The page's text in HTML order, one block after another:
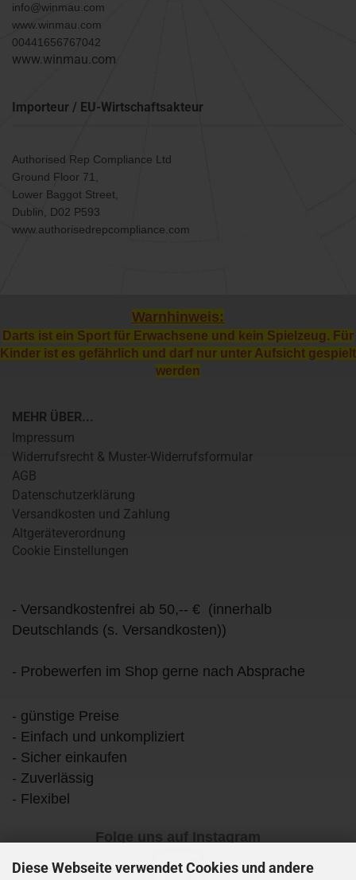
Diese Webseite verwendet Cookies und andere
info@winmau.com
www.winmau.com
00441656767042
www.winmau.com
Importeur / EU-Wirtschaftsakteur
Authorised Rep Compliance Ltd
Ground Floor 71,
Lower Baggot Street,
Dublin, D02 P593
www.authorisedrepcompliance.com
Warnhinweis:
Darts ist ein Sport für Erwachsene und kein Spielzeug. Für
Kinder ist es gefährlich und darf nur unter Aufsicht gespielt
werden
MEHR ÜBER...
Impressum
Widerrufsrecht & Muster-Widerrufsformular
AGB
Datenschutzerklärung
Versandkosten und Zahlung
Altgeräteverordnung
Cookie Einstellungen
- Versandkostenfrei ab 50,-- € (innerhalb
Deutschlands (s. Versandkosten))
- Probewerfen im Shop gerne nach Absprache
- günstige Preise
- Einfach und unkompliziert
- Sicher einkaufen
- Zuverlässig
- Flexibel
Folge uns auf Instagram